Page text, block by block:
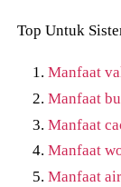
Top Untuk
Manfaat
Manfaat
Manfaat
Manfaat
Manfaat